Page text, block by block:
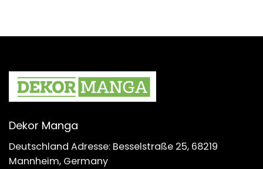
Dekor Manga
Deutschland Adresse: Besselstraße 25, 68219
Mannheim, Germany